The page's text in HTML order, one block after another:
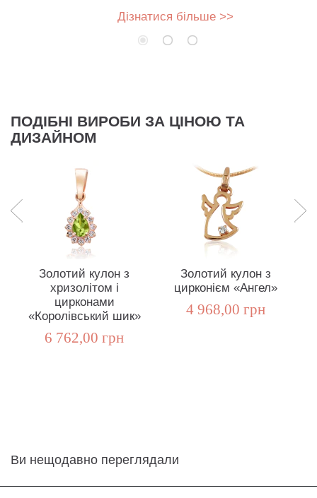
Дізнатися більше >>
ПОДІБНІ ВИРОБИ ЗА ЦІНОЮ ТА
ДИЗАЙНОМ
Золотий кулон з
хризолітом і
цирконами
«Королівський шик»
6 762,00 грн
Золотий кулон з
цирконієм «Ангел»
4 968,00 грн
Ви нещодавно переглядали